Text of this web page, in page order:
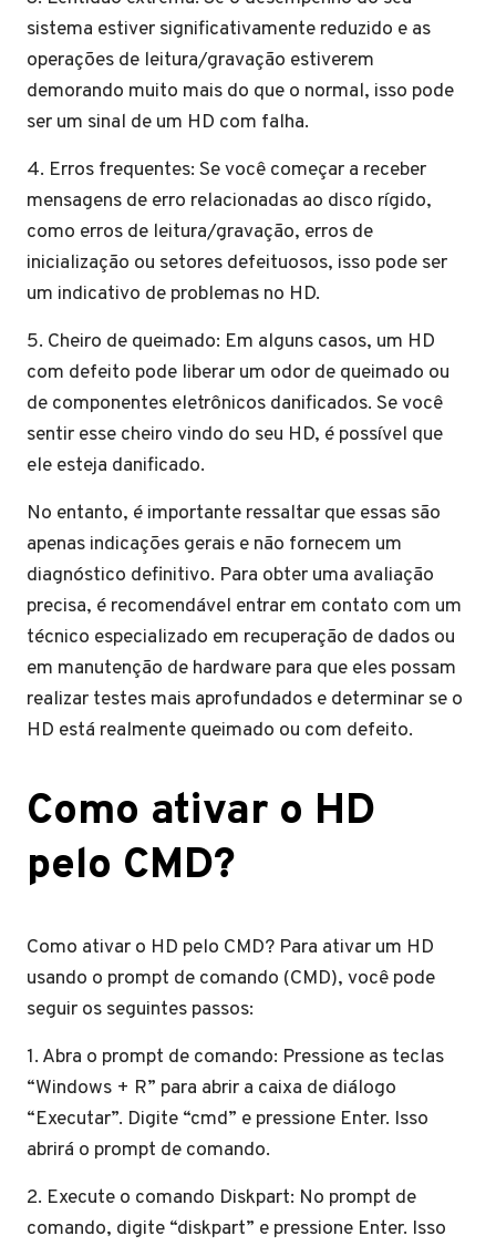
sistema estiver significativamente reduzido e as
operações de leitura/gravação estiverem
demorando muito mais do que o normal, isso pode
ser um sinal de um HD com falha.
4. Erros frequentes: Se você começar a receber
mensagens de erro relacionadas ao disco rígido,
como erros de leitura/gravação, erros de
inicialização ou setores defeituosos, isso pode ser
um indicativo de problemas no HD.
5. Cheiro de queimado: Em alguns casos, um HD
com defeito pode liberar um odor de queimado ou
de componentes eletrônicos danificados. Se você
sentir esse cheiro vindo do seu HD, é possível que
ele esteja danificado.
No entanto, é importante ressaltar que essas são
apenas indicações gerais e não fornecem um
diagnóstico definitivo. Para obter uma avaliação
precisa, é recomendável entrar em contato com um
técnico especializado em recuperação de dados ou
em manutenção de hardware para que eles possam
realizar testes mais aprofundados e determinar se o
HD está realmente queimado ou com defeito.
Como ativar o HD
pelo CMD?
Como ativar o HD pelo CMD? Para ativar um HD
usando o prompt de comando (CMD), você pode
seguir os seguintes passos:
1. Abra o prompt de comando: Pressione as teclas
“Windows + R” para abrir a caixa de diálogo
“Executar”. Digite “cmd” e pressione Enter. Isso
abrirá o prompt de comando.
2. Execute o comando Diskpart: No prompt de
comando, digite “diskpart” e pressione Enter. Isso